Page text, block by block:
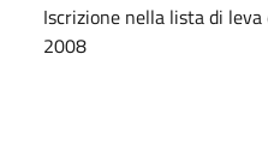
Iscrizione nella lista di
2008